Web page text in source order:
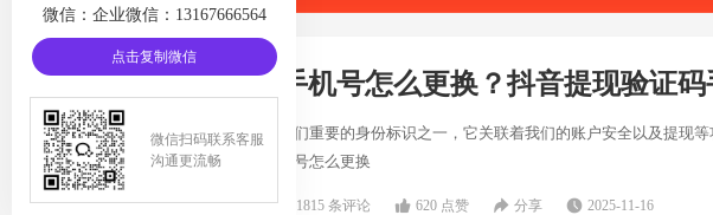
微信： 企业微信：13167666564
点击复制微信
微信扫码联系客服
沟通更流畅
抖音小店提现手机号怎么更换？抖音提现验证
在抖音小店里，手机号是我们重要的身份标识之一，它关联着我们的账户安全以及提现
号，那么抖音小店提现手机号怎么更换
咨询顾问 1815 条评论 620 点赞 分享 2025-11-16